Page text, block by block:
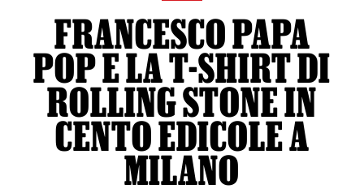
FRANCESCO PAPA
POP E LA T-SHIRT DI
ROLLING STONE IN
CENTO EDICOLE A
MILANO